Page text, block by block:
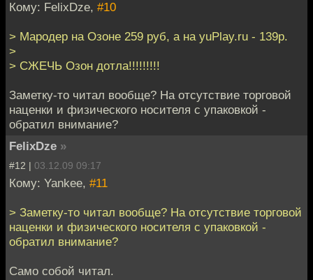
Кому: FelixDze, #10
> Мародер на Озоне 259 руб, а на yuPlay.ru - 139р.
>
> СЖЕЧЬ Озон дотла!!!!!!!!!
Заметку-то читал вообще? На отсутствие торговой
наценки и физического носителя с упаковкой -
обратил внимание?
FelixDze »
#12 | 03.12.09 09:17
Кому: Yankee, #11
> Заметку-то читал вообще? На отсутствие торговой
наценки и физического носителя с упаковкой -
обратил внимание?
Само собой читал.